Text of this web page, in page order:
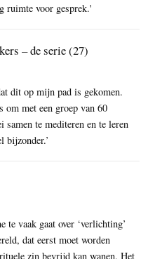
ruimte voor gesprek.'
– de serie (27)
dit op mijn pad is gekomen.
met een groep van 60
samen te mediteren en te leren
bijzonder.’
te vaak gaat over ‘verlichting’
dat eerst moet worden
zin bevrijd kan wanen. Het